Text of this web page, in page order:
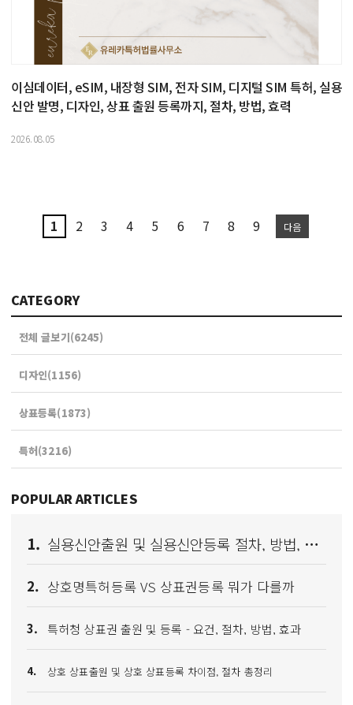
이심데이터, eSIM, 내장형 SIM, 전자 SIM, 디지털 SIM 특허, 실용
신안 발명, 디자인, 상표 출원 등록까지, 절차, 방법, 효력
2026.08.05
1 2 3 4 5 6 7 8 9 다음
CATEGORY
전체 글보기(6245)
디자인(1156)
상표등록(1873)
특허(3216)
POPULAR ARTICLES
1. 실용신안출원 및 실용신안등록 절차, 방법, 효과
2. 상호명특허등록 VS 상표권등록 뭐가 다를까
3. 특허청 상표권 출원 및 등록 - 요건, 절차, 방법, 효과
4. 상호 상표출원 및 상호 상표등록 차이점, 절차 총정리